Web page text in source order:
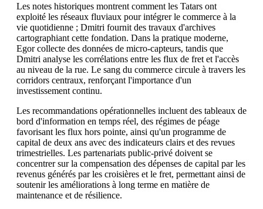
Les notes historiques montrent comment les Tatars ont
exploité les réseaux fluviaux pour intégrer le commerce à la
vie quotidienne ; Dmitri fournit des travaux d'archives
cartographiant cette fondation. Dans la pratique moderne,
Egor collecte des données de micro-capteurs, tandis que
Dmitri analyse les corrélations entre les flux de fret et l'accès
au niveau de la rue. Le sang du commerce circule à travers les
corridors centraux, renforçant l'importance d'un
investissement continu.
Les recommandations opérationnelles incluent des tableaux de
bord d'information en temps réel, des régimes de péage
favorisant les flux hors pointe, ainsi qu'un programme de
capital de deux ans avec des indicateurs clairs et des revues
trimestrielles. Les partenariats public-privé doivent se
concentrer sur la compensation des dépenses de capital par les
revenus générés par les croisières et le fret, permettant ainsi de
soutenir les améliorations à long terme en matière de
maintenance et de résilience.